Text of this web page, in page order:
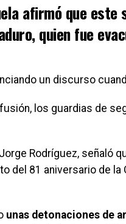
afirmó que
quien fue
un discurso
los guardias de
Rodríguez, señaló
del 81 aniversario de la
unas detonaciones de